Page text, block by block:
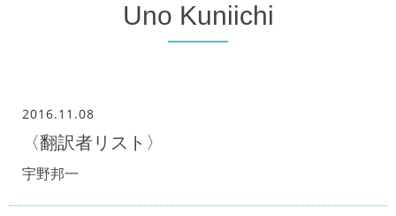
Uno Kuniichi
2016.11.08
〈翻訳者リスト〉
宇野邦一